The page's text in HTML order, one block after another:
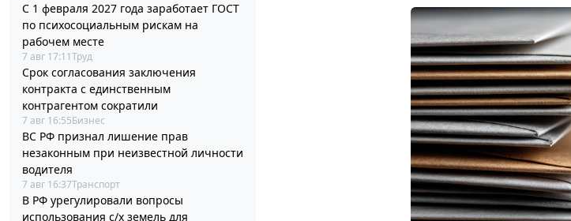
С 1 февраля 2027 года заработает ГОСТ
по психосоциальным рискам на
рабочем месте
7 авг 17:11Труд
Срок согласования заключения
контракта с единственным
контрагентом сократили
7 авг 16:55Бизнес
ВС РФ признал лишение прав
незаконным при неизвестной личности
водителя
7 авг 16:37Транспорт
В РФ урегулировали вопросы
использования с/х земель для